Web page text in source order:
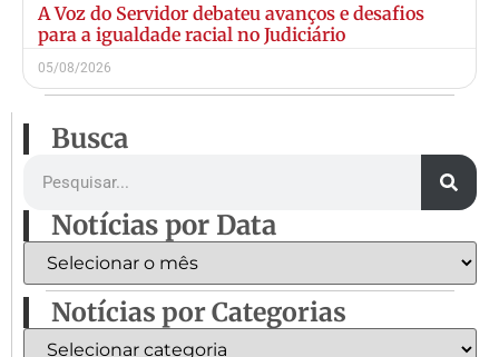
A Voz do Servidor debateu avanços e desafios
para a igualdade racial no Judiciário
05/08/2026
Busca
Notícias por Data
Notícias por Categorias